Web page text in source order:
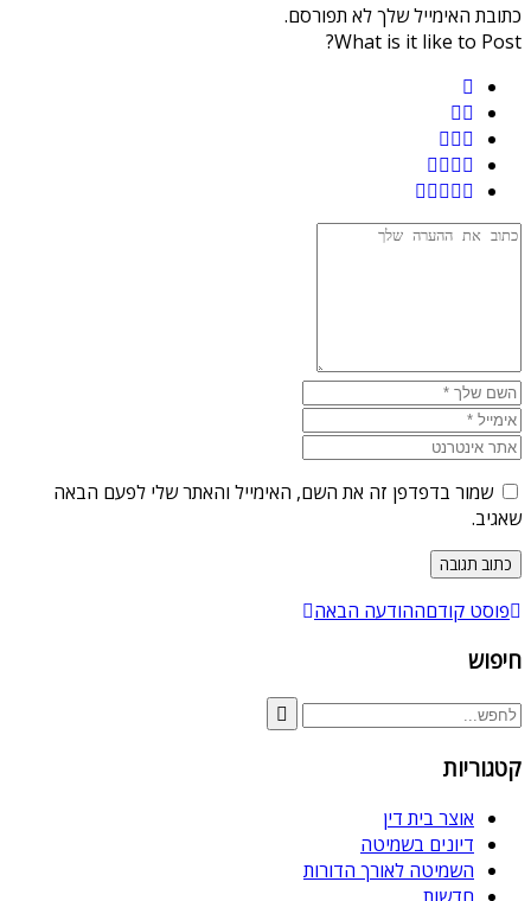
כתובת האימייל שלך לא תפורסם.
What is it like to Post?
שמור בדפדפן זה את השם, האימייל והאתר שלי לפעם הבאה
שאגיב.
פוסט קודםההודעה הבאה
חיפוש
קטגוריות
אוצר בית דין
דיונים בשמיטה
השמיטה לאורך הדורות
חדשות